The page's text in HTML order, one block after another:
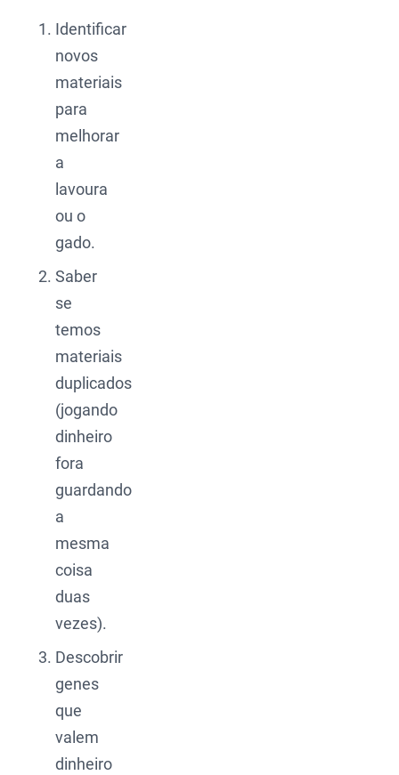
Identificar
novos
materiais
para
melhorar
a
lavoura
ou o
gado.
Saber
se
temos
materiais
duplicados
(jogando
dinheiro
fora
guardando
a
mesma
coisa
duas
vezes).
Descobrir
genes
que
valem
dinheiro